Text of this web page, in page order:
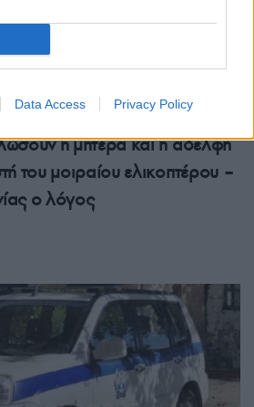
Data Access Privacy Policy
υποστήριξη της
η μητέρα και η αδελφή
του μοιραίου ελικοπτέρου –
ο λόγος